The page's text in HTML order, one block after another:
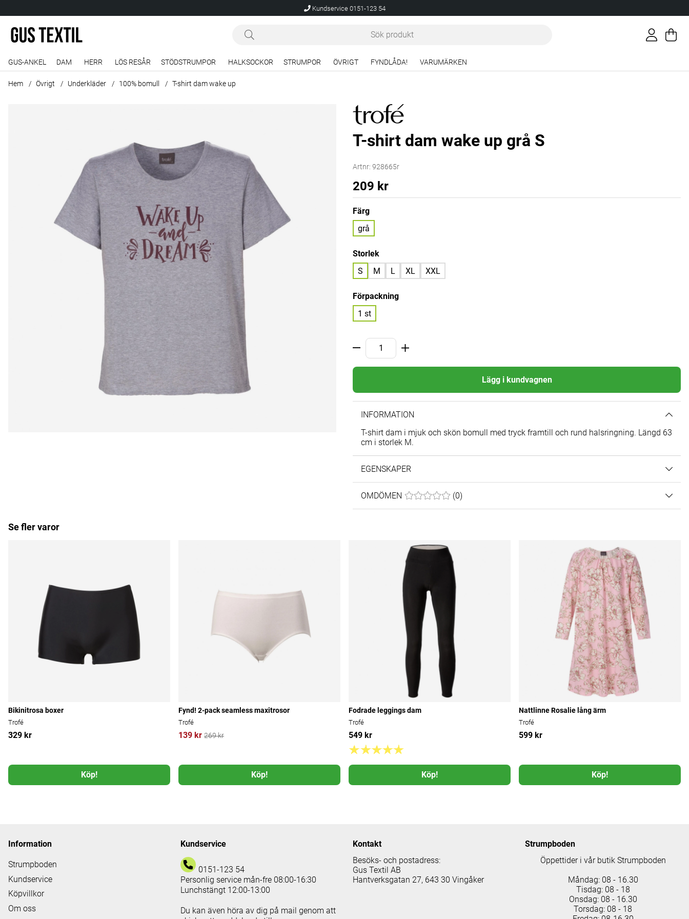
Kundservice 0151-123 54
.
GUS-ANKEL DAM HERR LÖS RESÅR STÖDSTRUMPOR HALKSOCKOR STRUMPOR ÖVRIGT FYNDLÅDA! VARUMÄRKEN
Hem Övrigt Underkläder 100% bomull T-shirt dam wake up
T-shirt dam wake up grå S
Artnr: 928665r
209 kr
Färg
grå
Storlek
S
M L XL XXL
Förpackning
1 st
Lägg i kundvagnen
INFORMATION
T-shirt dam i mjuk och skön bomull med tryck framtill och rund halsringning. Längd 63
cm i storlek M.
EGENSKAPER
OMDÖMEN MEDELBETYG 0 AV 5 ANTAL BETYG 0
(0)
Se fler varor
Bikinitrosa boxer
Trofé
329 kr
Köp!
Fynd! 2-pack seamless maxitrosor
Trofé
139 kr 269 kr
Köp!
Fodrade leggings dam
Trofé
549 kr
Köp!
Nattlinne Rosalie lång ärm
Trofé
599 kr
Köp!
Information
Strumpboden
Kundservice
Köpvillkor
Om oss
Kundservice
0151-123 54
Personlig service mån-fre 08:00-16:30
Lunchstängt 12:00-13:00
Du kan även höra av dig på mail genom att
Kontakt
Besöks- och postadress:
Gus Textil AB
Hantverksgatan 27, 643 30 Vingåker
Strumpboden
Öppettider i vår butik Strumpboden
Måndag: 08 - 16.30
Tisdag: 08 - 18
Onsdag: 08 - 16.30
Torsdag: 08 - 18